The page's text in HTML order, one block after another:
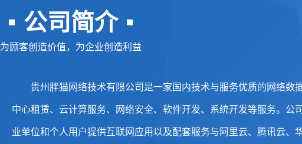
公司简介
为顾客创造价值，为企业创造利益
贵州胖猫网络技术有限公司是一家国内技术与服务优质的网络数
中心租赁、云计算服务、网络安全、软件开发、系统开发等服务。公
业单位和个人用户提供互联网应用以及配套服务与阿里云、腾讯云、